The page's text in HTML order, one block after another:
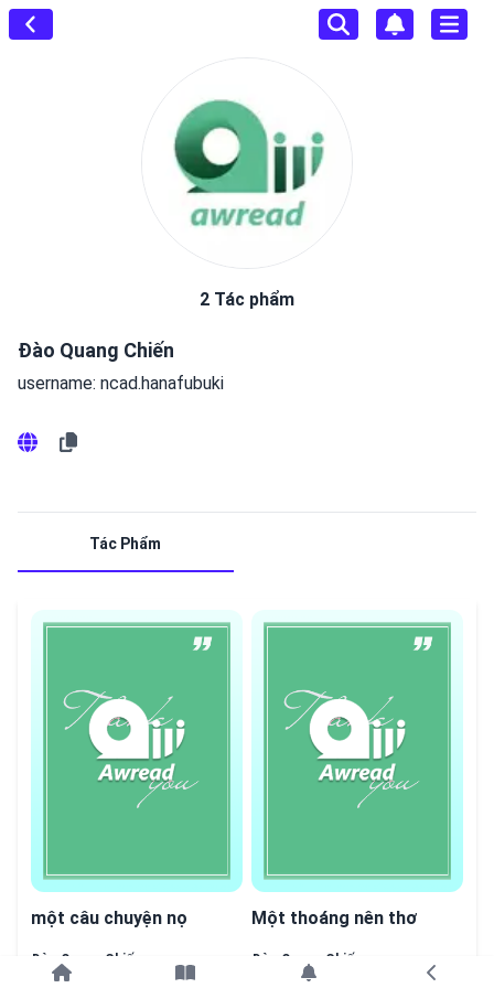
2 Tác phẩm
Đào Quang Chiến
username: ncad.hanafubuki
Tác Phẩm
một câu chuyện nọ
Đào Quang Chiến
Một thoáng nên thơ
Đào Quang Chiến